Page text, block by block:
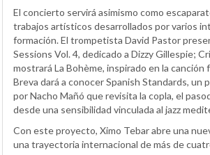
El concierto servirá asimismo como
trabajos artísticos desarrollados por varios
formación. El trompetista David Pastor
Sessions Vol. 4, dedicado a Dizzy Gillespie;
mostrará La Bohème, inspirado en la canción
Breva dará a conocer Spanish Standards, un
por Nacho Mañó que revisita la copla, el
desde una sensibilidad vinculada al jazz
Con este proyecto, Ximo Tebar abre una
una trayectoria internacional de más de